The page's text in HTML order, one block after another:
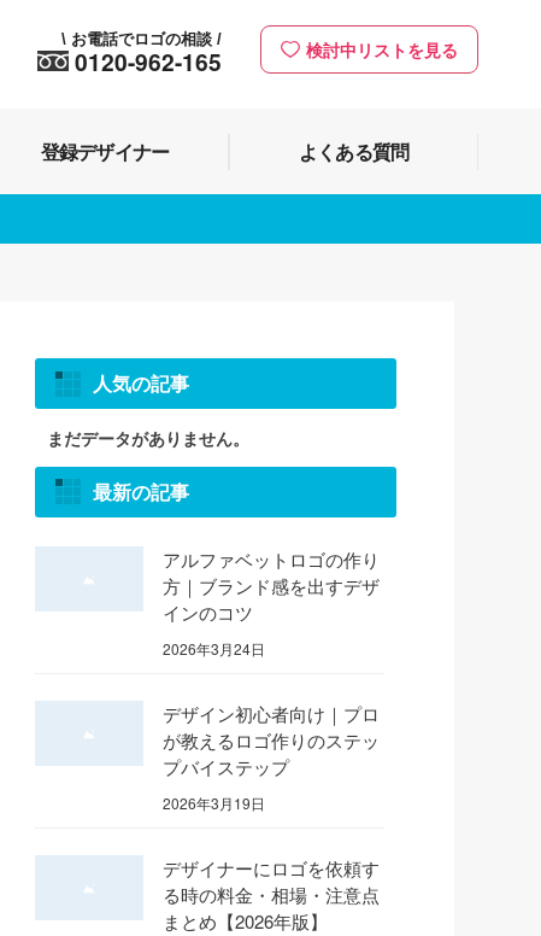
0120-962-165
\ お電話でロゴの相談/ 検討中リストを見る
登録デザイナー よくある質問
人気の記事
まだデータがありません。
最新の記事
アルファベットロゴの作り
方｜ブランド感を出すデザ
インのコツ
2026年3月24日
デザイン初心者向け｜プロ
が教えるロゴ作りのステッ
プバイステップ
2026年3月19日
デザイナーにロゴを依頼す
る時の料金・相場・注意点
まとめ【2026年版】